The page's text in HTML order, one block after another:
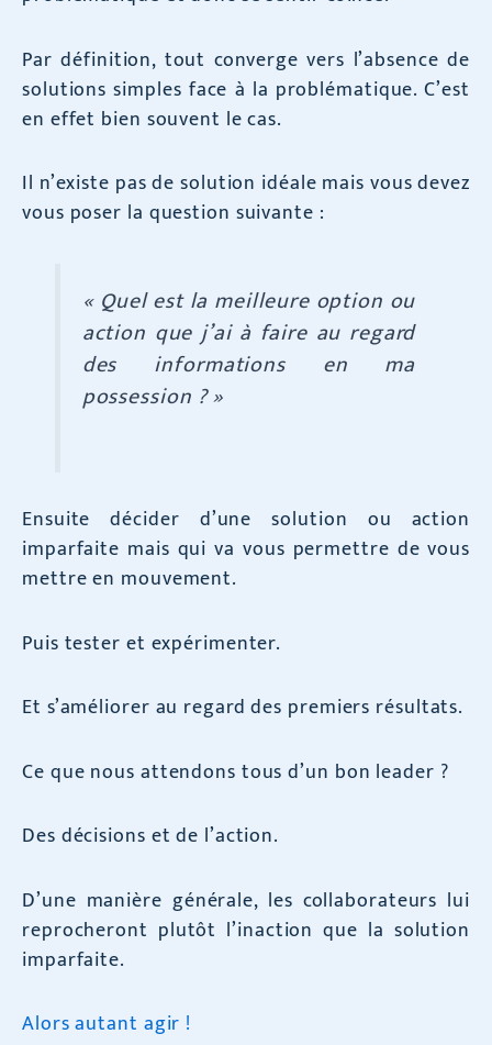
Par définition, tout converge vers l’absence de
solutions simples face à la problématique. C’est
en effet bien souvent le cas.
Il n’existe pas de solution idéale mais vous devez
vous poser la question suivante :
« Quel est la meilleure option ou
action que j’ai à faire au regard
des informations en ma
possession ? »
Ensuite décider d’une solution ou action
imparfaite mais qui va vous permettre de vous
mettre en mouvement.
Puis tester et expérimenter.
Et s’améliorer au regard des premiers résultats.
Ce que nous attendons tous d’un bon leader ?
Des décisions et de l’action.
D’une manière générale, les collaborateurs lui
reprocheront plutôt l’inaction que la solution
imparfaite.
Alors autant agir !